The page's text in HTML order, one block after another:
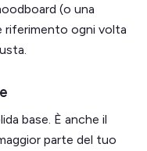
(o una
riferimento ogni volta
base. È anche il
parte del tuo